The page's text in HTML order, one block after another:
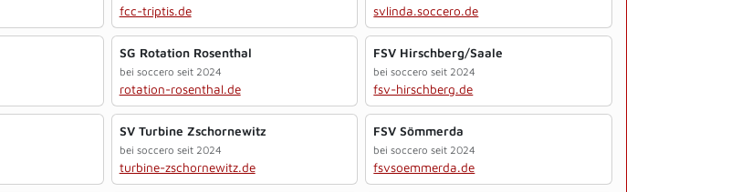
fcc-triptis.de svlinda.soccero.de
SG Rotation Rosenthal
bei soccero seit 2024
rotation-rosenthal.de
FSV Hirschberg/Saale
bei soccero seit 2024
fsv-hirschberg.de
SV Turbine Zschornewitz
bei soccero seit 2024
turbine-zschornewitz.de
FSV Sömmerda
bei soccero seit 2024
fsvsoemmerda.de